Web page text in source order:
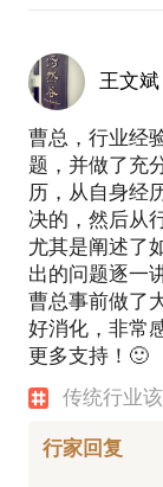
较清楚，我们
突破点。
我一直认为用
传播爱与美的
遇到抱有相同
王文斌
曹总，行业经
题，并做了充
历，从自身经
决的，然后从
尤其是阐述了
出的问题逐一
曹总事前做了
好消化，非常
更多支持！🙂
传统行业
行家回复